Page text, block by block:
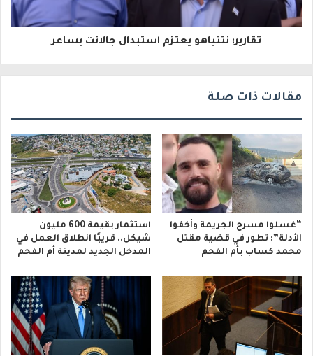
و
تقارير: نتنياهو يعتزم استبدال جالانت بساعر
مقالات ذات صلة
“غسلوا مسرح الجريمة وأخفوا
الأدلة”: تطور في قضية مقتل
محمد كساب بأم الفحم
استثمار بقيمة 600 مليون
شيكل.. قريبًا انطلاق العمل في
المدخل الجديد لمدينة أم الفحم